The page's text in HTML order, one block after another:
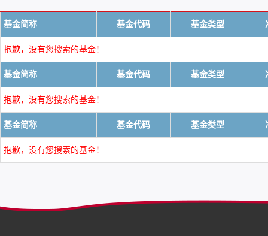
基金简称 基金代码 基金类型
抱歉，没有您搜索的基金！
基金简称 基金代码 基金类型
抱歉，没有您搜索的基金！
基金简称 基金代码 基金类型
抱歉，没有您搜索的基金！